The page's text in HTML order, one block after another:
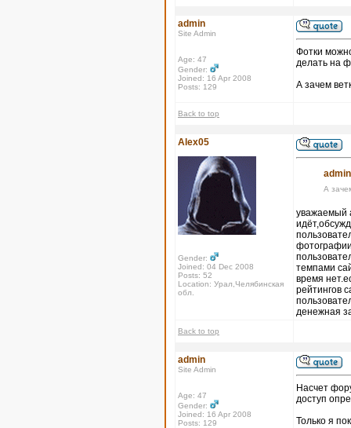
admin
Site Admin
Age: 47
Gender:
Joined: 16 Apr 2008
Posts: 129
Фотки
делать на
А зачем
Back to top
Alex05
Gender:
Joined: 04 Dec 2008
Posts: 52
Location: Урал,Челябинская
обл.
А
уважаемый
темпами
время
рейтингов
денежная
Back to top
admin
Site Admin
Age: 47
Gender:
Joined: 16 Apr 2008
Posts: 129
Насчет
доступ
Только я